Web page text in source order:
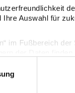
Auswahl für
im Fußbereich der
Ring